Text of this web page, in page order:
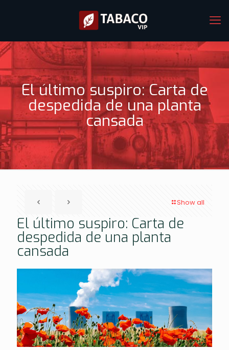
El último suspiro: Carta de
despedida de una planta
cansada
Show all
El último suspiro: Carta de
despedida de una planta
cansada